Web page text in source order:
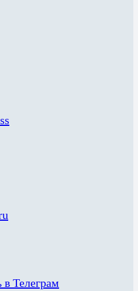
в Телеграм